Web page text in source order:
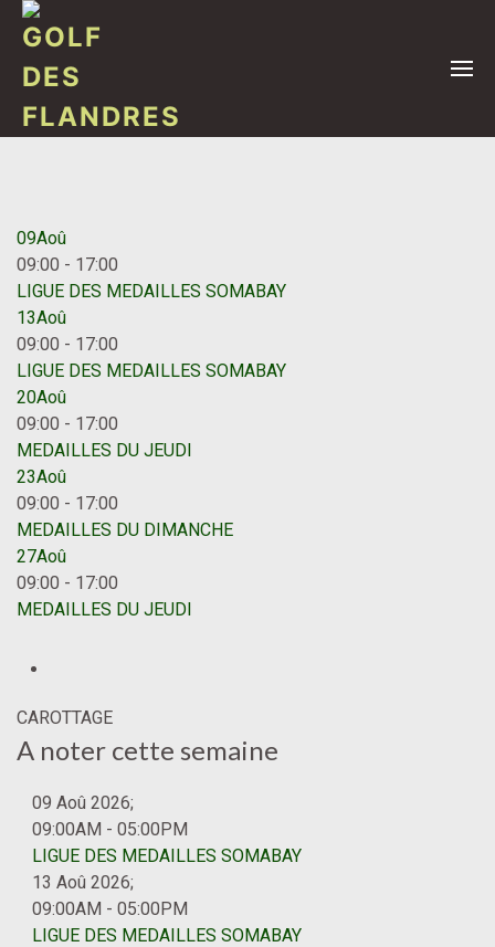
09Aoû
09:00 - 17:00
LIGUE DES MEDAILLES SOMABAY
13Aoû
09:00 - 17:00
LIGUE DES MEDAILLES SOMABAY
20Aoû
09:00 - 17:00
MEDAILLES DU JEUDI
23Aoû
09:00 - 17:00
MEDAILLES DU DIMANCHE
27Aoû
09:00 - 17:00
MEDAILLES DU JEUDI
CAROTTAGE
A noter cette semaine
09 Aoû 2026;
09:00AM - 05:00PM
LIGUE DES MEDAILLES SOMABAY
13 Aoû 2026;
09:00AM - 05:00PM
LIGUE DES MEDAILLES SOMABAY